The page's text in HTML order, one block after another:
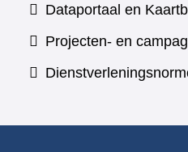
Dataportaal en
Projecten- en